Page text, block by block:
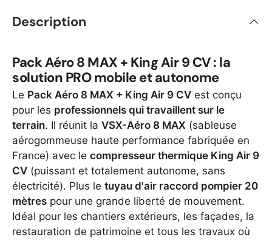
Description
Pack Aéro 8 MAX + King Air 9 CV : la
solution PRO mobile et autonome
Le Pack Aéro 8 MAX + King Air 9 CV est conçu
pour les professionnels qui travaillent sur le
terrain. Il réunit la VSX-Aéro 8 MAX (sableuse
aérogommeuse haute performance fabriquée en
France) avec le compresseur thermique King Air 9
CV (puissant et totalement autonome, sans
électricité). Plus le tuyau d'air raccord pompier 20
mètres pour une grande liberté de mouvement.
Idéal pour les chantiers extérieurs, les façades, la
restauration de patrimoine et tous les travaux où